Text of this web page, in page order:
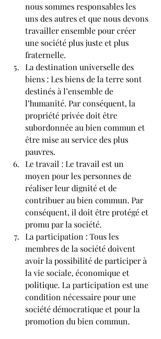
nous sommes responsables les
uns des autres et que nous devons
travailler ensemble pour créer
une société plus juste et plus
fraternelle.
La destination universelle des
biens : Les biens de la terre sont
destinés à l’ensemble de
l’humanité. Par conséquent, la
propriété privée doit être
subordonnée au bien commun et
être mise au service des plus
pauvres.
Le travail : Le travail est un
moyen pour les personnes de
réaliser leur dignité et de
contribuer au bien commun. Par
conséquent, il doit être protégé et
promu par la société.
La participation : Tous les
membres de la société doivent
avoir la possibilité de participer à
la vie sociale, économique et
politique. La participation est une
condition nécessaire pour une
société démocratique et pour la
promotion du bien commun.